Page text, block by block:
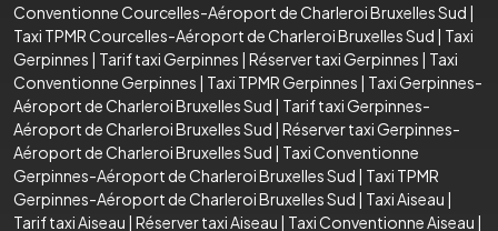
Conventionne Courcelles-Aéroport de Charleroi Bruxelles Sud |
Taxi TPMR Courcelles-Aéroport de Charleroi Bruxelles Sud | Taxi
Gerpinnes | Tarif taxi Gerpinnes | Réserver taxi Gerpinnes | Taxi
Conventionne Gerpinnes | Taxi TPMR Gerpinnes | Taxi Gerpinnes-
Aéroport de Charleroi Bruxelles Sud | Tarif taxi Gerpinnes-
Aéroport de Charleroi Bruxelles Sud | Réserver taxi Gerpinnes-
Aéroport de Charleroi Bruxelles Sud | Taxi Conventionne
Gerpinnes-Aéroport de Charleroi Bruxelles Sud | Taxi TPMR
Gerpinnes-Aéroport de Charleroi Bruxelles Sud | Taxi Aiseau |
Tarif taxi Aiseau | Réserver taxi Aiseau | Taxi Conventionne Aiseau |